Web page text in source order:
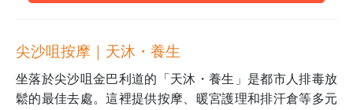
尖沙咀按摩｜天沐・養生
坐落於尖沙咀金巴利道的「天沐・養生」是都市人排毒放
鬆的最佳去處。這裡提供按摩、暖宮護理和排汗倉等多元